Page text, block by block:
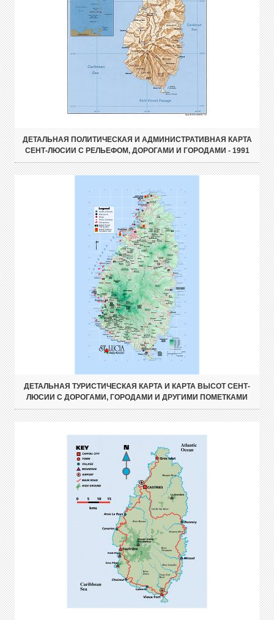
ДЕТАЛЬНАЯ ПОЛИТИЧЕСКАЯ И АДМИНИСТРАТИВНАЯ КАРТА
СЕНТ-ЛЮСИИ С РЕЛЬЕФОМ, ДОРОГАМИ И ГОРОДАМИ - 1991
ДЕТАЛЬНАЯ ТУРИСТИЧЕСКАЯ КАРТА И КАРТА ВЫСОТ СЕНТ-
ЛЮСИИ С ДОРОГАМИ, ГОРОДАМИ И ДРУГИМИ ПОМЕТКАМИ